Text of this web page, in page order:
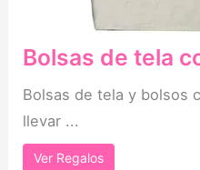
Bolsas de tela
Bolsas de tela y bolsos
llevar ...
Ver Regalos